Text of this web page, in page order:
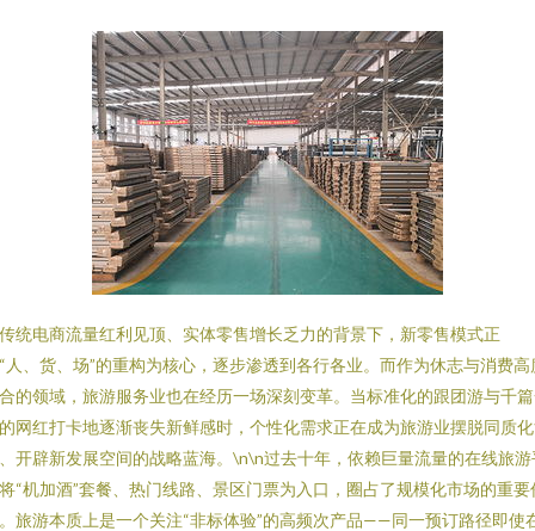
统电商流量红利见顶、实体零售增长乏力的背景下，新零售模式正
人、货、场”的重构为核心，逐步渗透到各行各业。而作为休志与消费高
的领域，旅游服务业也在经历一场深刻变革。当标准化的跟团游与千
网红打卡地逐渐丧失新鲜感时，个性化需求正在成为旅游业摆脱同质
开辟新发展空间的战略蓝海。\n\n过去十年，依赖巨量流量的在线旅游
“机加酒”套餐、热门线路、景区门票为入口，圈占了规模化市场的重要
旅游本质上是一个关注“非标体验”的高频次产品——同一预订路径即使